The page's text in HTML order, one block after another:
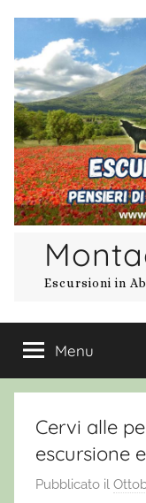
contenuto
Escursioni in
Menu
Cervi alle
escursione
Pubblicato il